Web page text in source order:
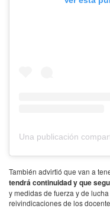
También advirtió que van a
tendrá continuidad y que
y medidas de fuerza y de
reivindicaciones de los